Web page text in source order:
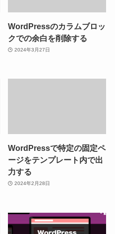
WordPressのカラムブロッ
クでの余白を削除する
2024年3月27日
WordPressで特定の固定ペ
ージをテンプレート内で出
力する
2024年2月28日